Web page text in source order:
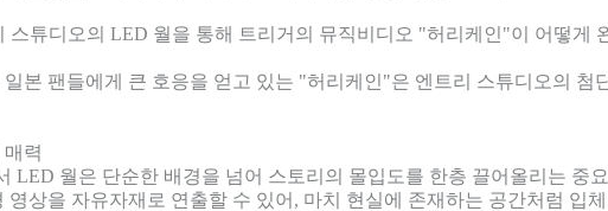
스튜디오의 LED 월을 통해 트리거의 뮤직비디오 "허리케인"이 어떻게
본 팬들에게 큰 호응을 얻고 있는 "허리케인"은 엔트리 스튜디오의 첨
력
LED 월은 단순한 배경을 넘어 스토리의 몰입도를 한층 끌어올리는 중
영상을 자유자재로 연출할 수 있어, 마치 현실에 존재하는 공간처럼 입